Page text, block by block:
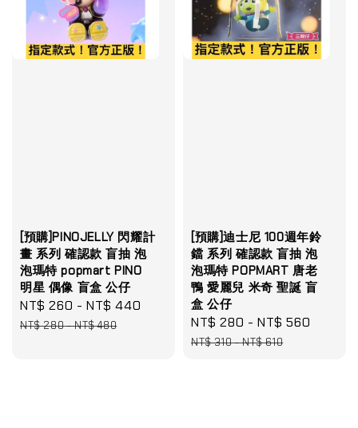
[預購]PINOJELLY 閃耀計
畫 系列 確認款 盲抽 泡
泡瑪特 popmart PINO
明星 偶像 盲盒 公仔
Sale
price
NT$ 260 -NT$ 440
Regular
NT$ 280-NT$ 480
[預購]迪士尼 100週年鈴
鐺 系列 確認款 盲抽 泡
泡瑪特 POPMART 唐老
鴨 愛麗兒 米奇 聖誕 盲
盒 公仔
Sale
price
NT$ 280 -NT$ 560
NT$ 310-NT$ 610